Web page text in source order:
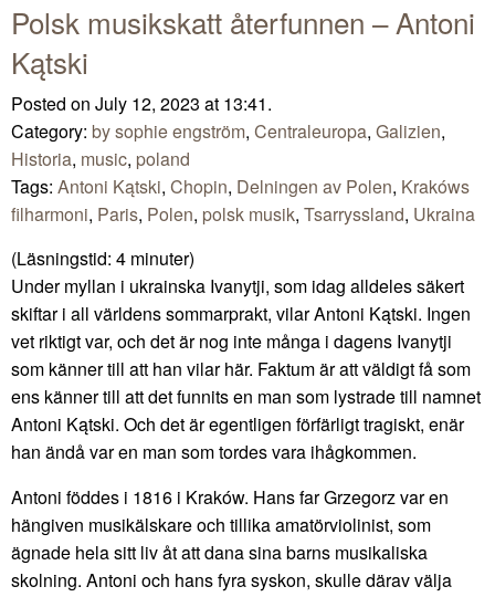
Polsk musikskatt återfunnen – Antoni
Kątski
Posted on July 12, 2023 at 13:41.
Category: by sophie engström, Centraleuropa, Galizien,
Historia, music, poland
Tags: Antoni Kątski, Chopin, Delningen av Polen, Krakóws
filharmoni, Paris, Polen, polsk musik, Tsarryssland, Ukraina
(Läsningstid: 4 minuter)
Under myllan i ukrainska Ivanytji, som idag alldeles säkert
skiftar i all världens sommarprakt, vilar Antoni Kątski. Ingen
vet riktigt var, och det är nog inte många i dagens Ivanytji
som känner till att han vilar här. Faktum är att väldigt få som
ens känner till att det funnits en man som lystrade till namnet
Antoni Kątski. Och det är egentligen förfärligt tragiskt, enär
han ändå var en man som tordes vara ihågkommen.
Antoni föddes i 1816 i Kraków. Hans far Grzegorz var en
hängiven musikälskare och tillika amatörviolinist, som
ägnade hela sitt liv åt att dana sina barns musikaliska
skolning. Antoni och hans fyra syskon, skulle därav välja